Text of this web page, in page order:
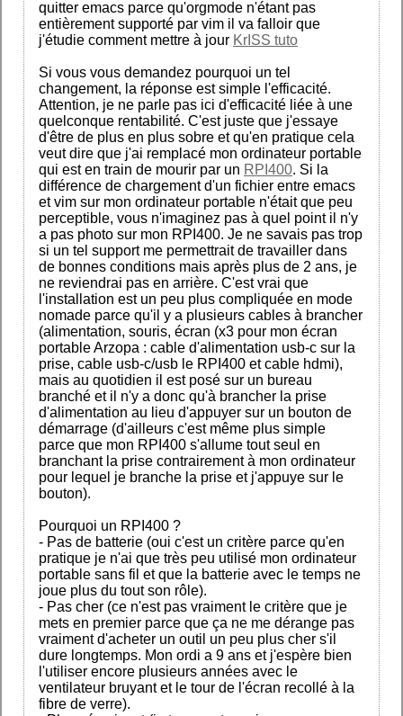
quitter emacs parce qu'orgmode n'étant pas
entièrement supporté par vim il va falloir que
j'étudie comment mettre à jour KrISS tuto
Si vous vous demandez pourquoi un tel
changement, la réponse est simple l'efficacité.
Attention, je ne parle pas ici d'efficacité liée à une
quelconque rentabilité. C'est juste que j'essaye
d'être de plus en plus sobre et qu'en pratique cela
veut dire que j'ai remplacé mon ordinateur portable
qui est en train de mourir par un RPI400. Si la
différence de chargement d'un fichier entre emacs
et vim sur mon ordinateur portable n'était que peu
perceptible, vous n'imaginez pas à quel point il n'y
a pas photo sur mon RPI400. Je ne savais pas trop
si un tel support me permettrait de travailler dans
de bonnes conditions mais après plus de 2 ans, je
ne reviendrai pas en arrière. C'est vrai que
l'installation est un peu plus compliquée en mode
nomade parce qu'il y a plusieurs cables à brancher
(alimentation, souris, écran (x3 pour mon écran
portable Arzopa : cable d'alimentation usb-c sur la
prise, cable usb-c/usb le RPI400 et cable hdmi),
mais au quotidien il est posé sur un bureau
branché et il n'y a donc qu'à brancher la prise
d'alimentation au lieu d'appuyer sur un bouton de
démarrage (d'ailleurs c'est même plus simple
parce que mon RPI400 s'allume tout seul en
branchant la prise contrairement à mon ordinateur
pour lequel je branche la prise et j'appuye sur le
bouton).
Pourquoi un RPI400 ?
- Pas de batterie (oui c'est un critère parce qu'en
pratique je n'ai que très peu utilisé mon ordinateur
portable sans fil et que la batterie avec le temps ne
joue plus du tout son rôle).
- Pas cher (ce n'est pas vraiment le critère que je
mets en premier parce que ça ne me dérange pas
vraiment d'acheter un outil un peu plus cher s'il
dure longtemps. Mon ordi a 9 ans et j'espère bien
l'utiliser encore plusieurs années avec le
ventilateur bruyant et le tour de l'écran recollé à la
fibre de verre).